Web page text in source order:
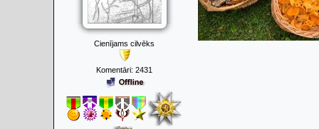
Cienījams cilvēks
Komentāri: 2431